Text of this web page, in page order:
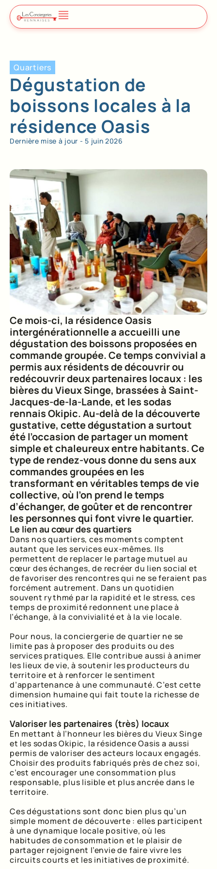
Quartiers
Dégustation de
boissons locales à la
résidence Oasis
Dernière mise à jour - 5 juin 2026
Ce mois-ci, la résidence Oasis
intergénérationnelle a accueilli une
dégustation des boissons proposées en
commande groupée. Ce temps convivial a
permis aux résidents de découvrir ou
redécouvrir deux partenaires locaux : les
bières du Vieux Singe, brassées à Saint-
Jacques-de-la-Lande, et les sodas
rennais Okipic. Au-delà de la découverte
gustative, cette dégustation a surtout
été l’occasion de partager un moment
simple et chaleureux entre habitants. Ce
type de rendez-vous donne du sens aux
commandes groupées en les
transformant en véritables temps de vie
collective, où l’on prend le temps
d’échanger, de goûter et de rencontrer
les personnes qui font vivre le quartier.
Le lien au cœur des quartiers
Dans nos quartiers, ces moments comptent
autant que les services eux-mêmes. Ils
permettent de replacer le partage mutuel au
cœur des échanges, de recréer du lien social et
de favoriser des rencontres qui ne se feraient pas
forcément autrement. Dans un quotidien
souvent rythmé par la rapidité et le stress, ces
temps de proximité redonnent une place à
l’échange, à la convivialité et à la vie locale.
Pour nous, la conciergerie de quartier ne se
limite pas à proposer des produits ou des
services pratiques. Elle contribue aussi à animer
les lieux de vie, à soutenir les producteurs du
territoire et à renforcer le sentiment
d’appartenance à une communauté. C’est cette
dimension humaine qui fait toute la richesse de
ces initiatives.
Valoriser les partenaires (très) locaux
En mettant à l’honneur les bières du Vieux Singe
et les sodas Okipic, la résidence Oasis a aussi
permis de valoriser des acteurs locaux engagés.
Choisir des produits fabriqués près de chez soi,
c’est encourager une consommation plus
responsable, plus lisible et plus ancrée dans le
territoire.
Ces dégustations sont donc bien plus qu’un
simple moment de découverte : elles participent
à une dynamique locale positive, où les
habitudes de consommation et le plaisir de
partager rejoignent l’envie de faire vivre les
circuits courts et les initiatives de proximité.